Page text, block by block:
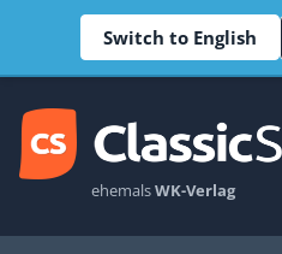
Switch to English
ehemalsWK-Verlag